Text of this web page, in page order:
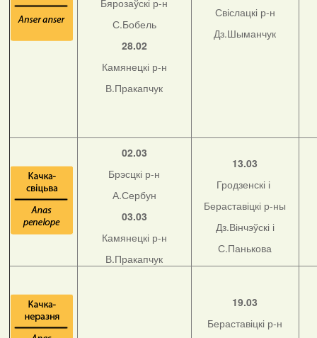
Бярозаўскі р-н
С.Бобель
28.02
Камянецкі р-н
В.Пракапчук
Свіслацкі р-н
Дз.Шыманчук
02.03
Брэсцкі р-н
А.Сербун
03.03
Камянецкі р-н
В.Пракапчук
13.03
Гродзенскі і
Бераставіцкі р-ны
Дз.Вінчэўскі і
С.Панькова
19.03
Бераставіцкі р-н